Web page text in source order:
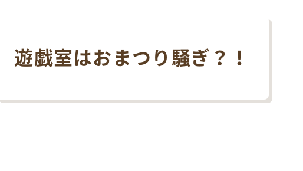
遊戯室はおまつり騒ぎ？！